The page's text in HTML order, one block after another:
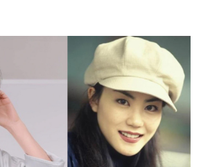
Podcast
Câu chuyện thời sự
Đọc truyện đêm khuya
Cửa sổ tình yêu
Kể chuyện cho bé
Hạt giống tâm hồn